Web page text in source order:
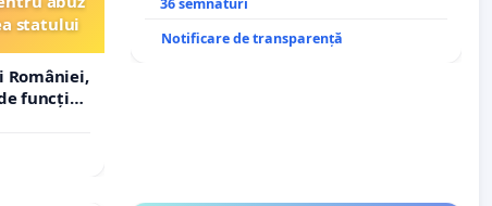
statului
României,
funcție
Icoanei! Stop cenzurii culturale!
36 semnături
Notificare de transparență